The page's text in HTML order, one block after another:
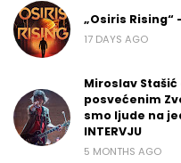
„Osiris Rising“
17 DAYS AGO
Miroslav
posvećenim
smo ljude na
INTERVJU
5 MONTHS AGO